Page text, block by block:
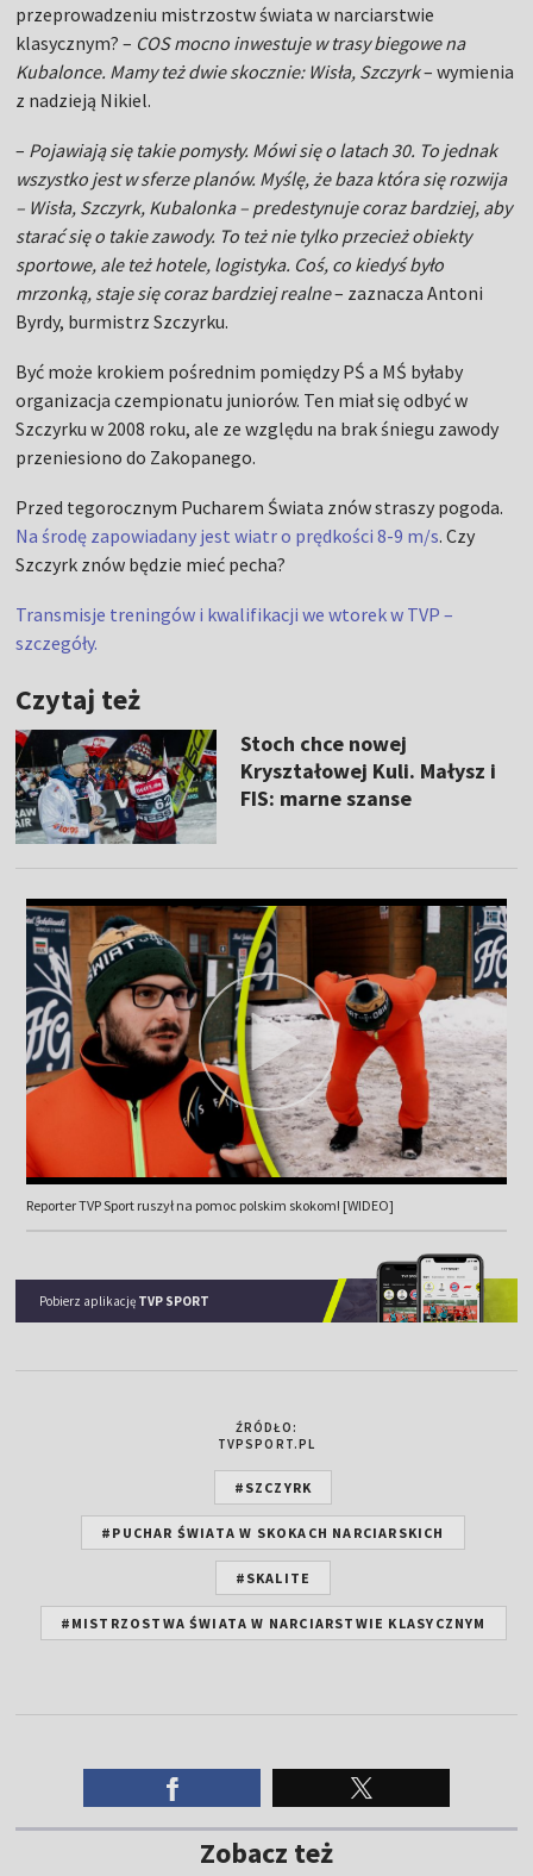
przeprowadzeniu mistrzostw świata w narciarstwie
klasycznym? – COS mocno inwestuje w trasy biegowe na
Kubalonce. Mamy też dwie skocznie: Wisła, Szczyrk– wymienia
z nadzieją Nikiel.
– Pojawiają się takie pomysły. Mówi się o latach 30. To jednak
wszystko jest w sferze planów. Myślę, że baza która się rozwija
– Wisła, Szczyrk, Kubalonka – predestynuje coraz bardziej, aby
starać się o takie zawody. To też nie tylko przecież obiekty
sportowe, ale też hotele, logistyka. Coś, co kiedyś było
mrzonką, staje się coraz bardziej realne– zaznacza Antoni
Byrdy, burmistrz Szczyrku.
Być może krokiem pośrednim pomiędzy PŚ a MŚ byłaby
organizacja czempionatu juniorów. Ten miał się odbyć w
Szczyrku w 2008 roku, ale ze względu na brak śniegu zawody
przeniesiono do Zakopanego.
Przed tegorocznym Pucharem Świata znów straszy pogoda.
Na środę zapowiadany jest wiatr o prędkości 8-9 m/s. Czy
Szczyrk znów będzie mieć pecha?
Transmisje treningów i kwalifikacji we wtorek w TVP –
szczegóły.
Czytaj też
Stoch chce nowej
Kryształowej Kuli. Małysz i
FIS: marne szanse
Reporter TVP Sport ruszył na pomoc polskim skokom! [WIDEO]
Pobierz aplikację TVP SPORT
ŹRÓDŁO:
TVPSPORT.PL
#SZCZYRK
#PUCHAR ŚWIATA W SKOKACH NARCIARSKICH
#SKALITE
#MISTRZOSTWA ŚWIATA W NARCIARSTWIE KLASYCZNYM
Zobacz też